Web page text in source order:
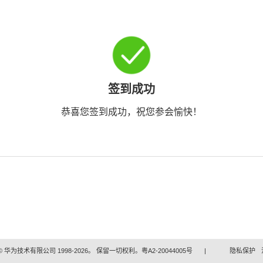
签到成功
恭喜您签到成功，祝您参会愉快！
华为技术有限公司 1998-2026。 保留一切权利。粤A2-20044005号 | 隐私保护